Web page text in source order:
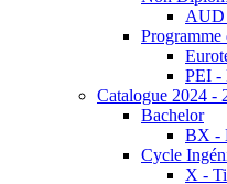
Programme
PEI -
Catalogue 2024 -
Bachelor
BX -
Cycle
X -